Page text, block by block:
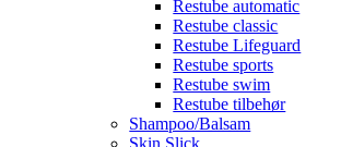
Restube automatic
Restube classic
Restube Lifeguard
Restube sports
Restube swim
Restube tilbehør
Shampoo/Balsam
Skin Slick